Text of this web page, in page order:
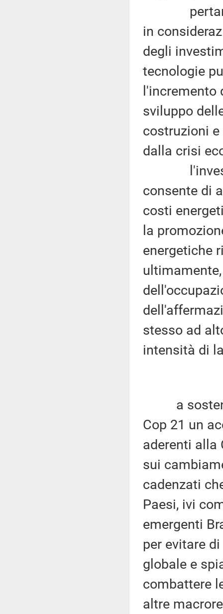
pertanto,
in
degli
tecnologie
sviluppo
costruzioni
dalla crisi
consente di
costi
la
energetiche
stesso ad
intensità di
a
Cop 21 un
aderenti alla
sui
cadenzati
Paesi, ivi
emergenti
per evitare
globale e
combattere
altre